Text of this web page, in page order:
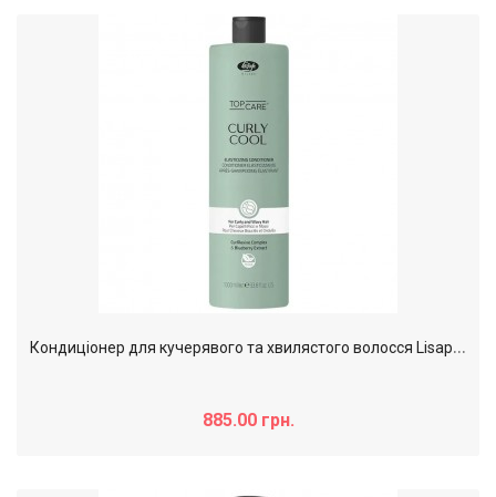
К
ондиціонер для кучерявого та хвилястого волосся Lisap Curly Cool Elasticizing Conditioner, 1000 мл
885.00 грн.